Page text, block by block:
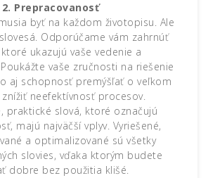
2. Prepracovanosť
byť na každom životopisu. Ale
Odporúčame vám zahrnúť
ukazujú vaše vedenie a
vaše zručnosti na riešenie
aj schopnosť premýšľať o veľkom
neefektívnosť procesov.
praktické slová, ktoré označujú
majú najväčší vplyv. Vyriešené,
a optimalizované sú všetky
slovies, vďaka ktorým budete
dobre bez použitia klišé.